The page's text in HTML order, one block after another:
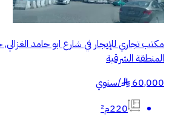
مكتب تجاري للإيجار في شارع ابو حامد
المنطقة الشرقية
60,000
§
/سنوي
220م²